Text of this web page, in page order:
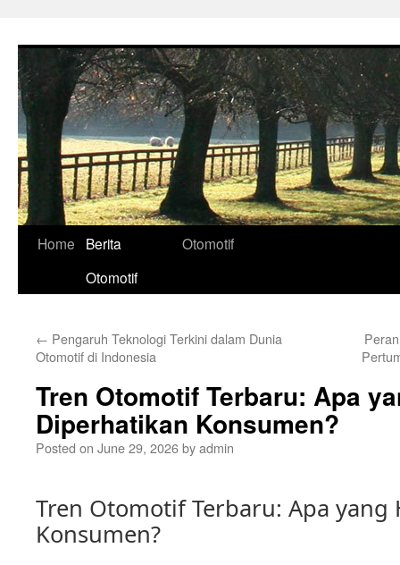
Home
Berita
Otomotif
Otomotif
← Pengaruh Teknologi Terkini dalam Dunia
Otomotif di Indonesia
Tren Otomotif Terbaru: Apa
Diperhatikan Konsumen?
Posted on June 29, 2026byadmin
Tren Otomotif Terbaru: Apa
Konsumen?